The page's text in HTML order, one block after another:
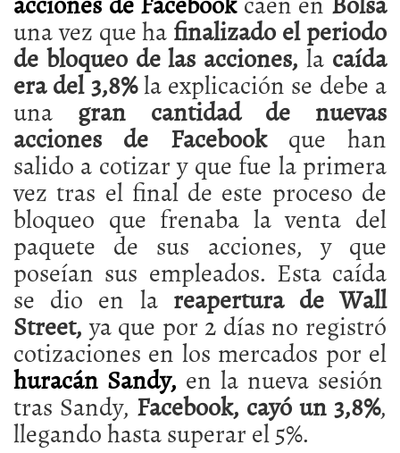
una vez que hafinalizado el periodo
de bloqueo de las acciones, la caída
era del 3,8%la explicación se debe a
una gran cantidad de nuevas
acciones de Facebookque han
salido a cotizar y que fue la primera
vez tras el final de este proceso de
bloqueo que frenaba la venta del
paquete de sus acciones, y que
poseían sus empleados. Esta caída
se dio en la reapertura de Wall
Street,ya que por 2 días no registró
cotizaciones en los mercados por el
huracán Sandy, en la nueva sesión
tras Sandy, Facebook, cayó un 3,8%,
llegando hasta superar el 5%.